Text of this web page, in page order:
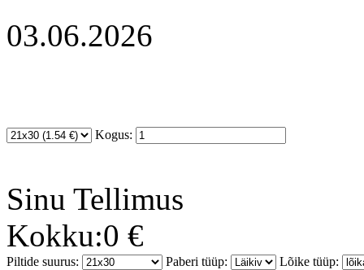
03.06.2026
Kogus:
Sinu Tellimus
Kokku:0 €
Piltide suurus: Paberi tüüp: Lõike tüüp: